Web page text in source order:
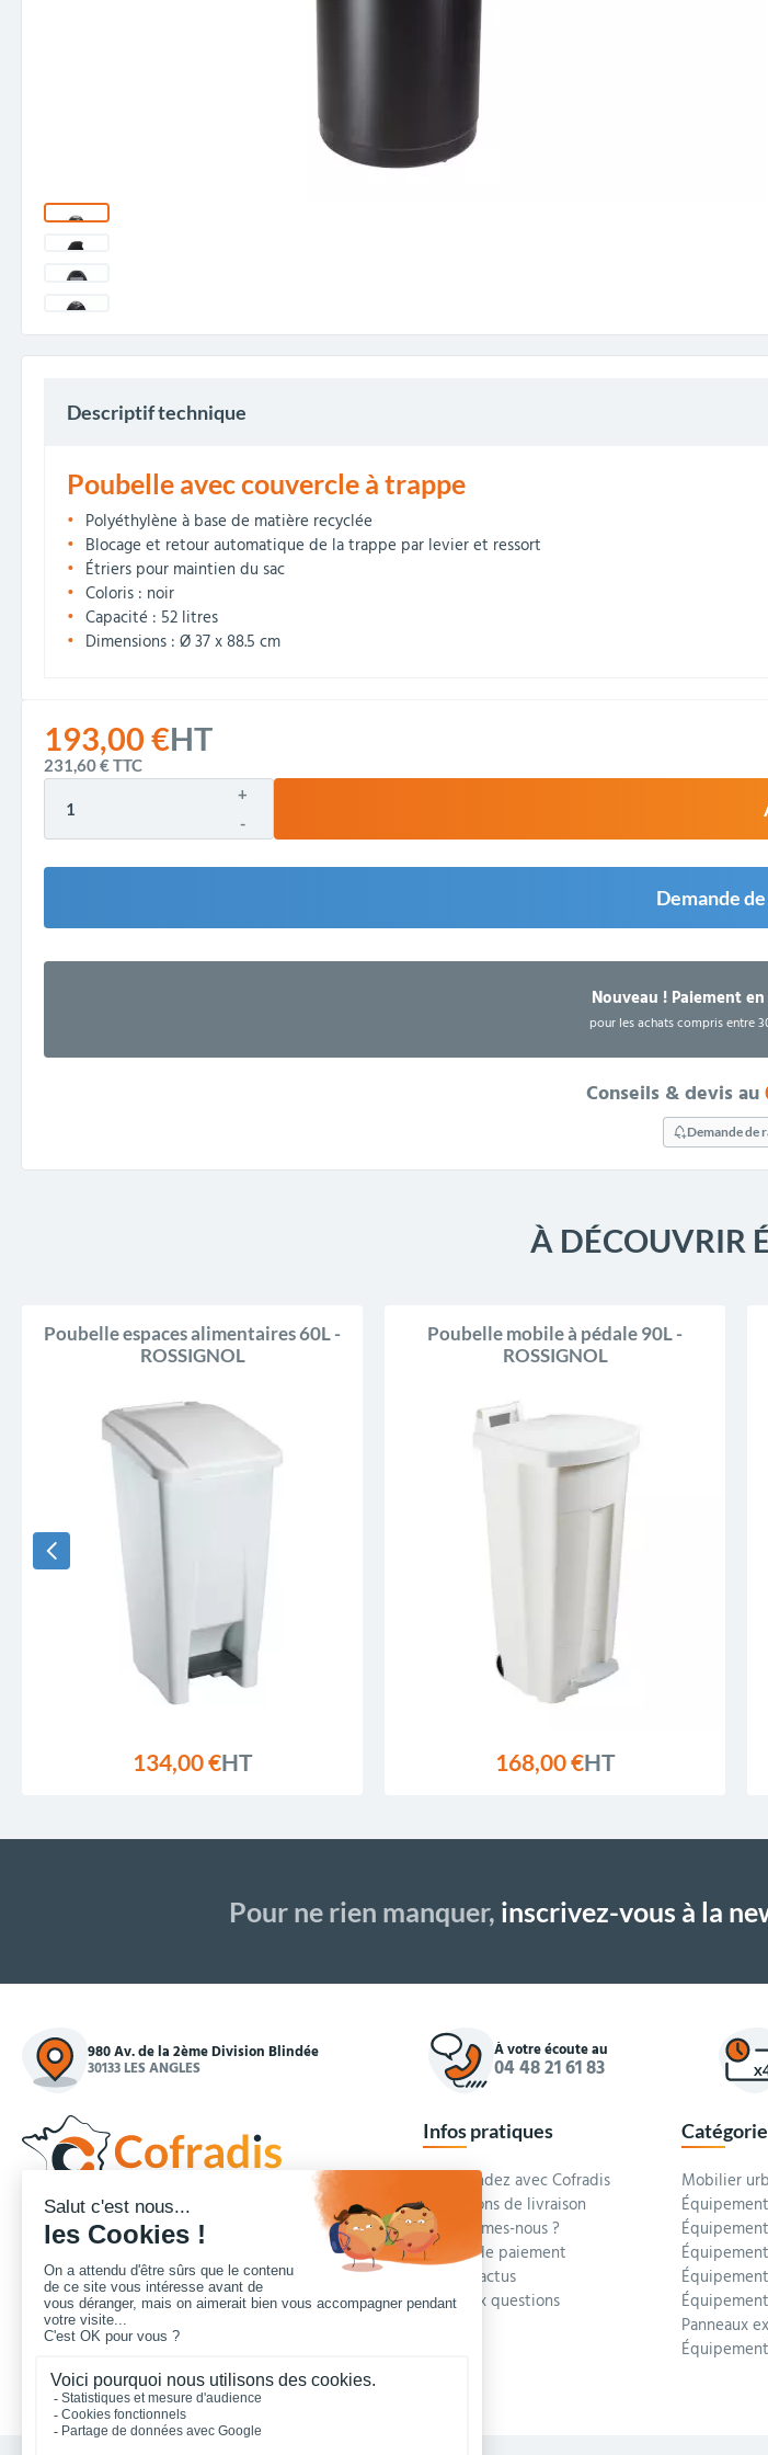
193,00 €HT
231,60 €TTC
+
-
Demande
Nouveau !Paiement en
pour les achats compris entre
Conseils & devis au
Demande de
Descriptif technique
Poubelle avec couvercle à trappe
Polyéthylène à base de matière recyclée
Blocage et retour automatique de la trappe par levier et ressort
Étriers pour maintien du sac
Coloris : noir
Capacité : 52 litres
Dimensions : Ø 37 x 88.5 cm
À DÉCOUVRIR
Poubelle espaces alimentaires 60L -
ROSSIGNOL
134,00 €HT
Poubelle mobile à pédale 90L -
ROSSIGNOL
168,00 €HT
Pour ne rien manquer, inscrivez-vous à la
980 Av. de la 2ème Division Blindée
30133 LES ANGLES
À votre écoute au
04 48 21 61 83
Concepteur et fournisseur de mobilier urbain,
Cofradis répond aux besoins d'équipements des
services des collectivités locales, des entreprises
de travaux publics, lycées, écoles.
Nous contacter
Infos pratiques
Commandez avec Cofradis
Conditions de livraison
Qui sommes-nous ?
Modes de paiement
Blog et actus
Foire aux questions
Mobilier
Panneaux